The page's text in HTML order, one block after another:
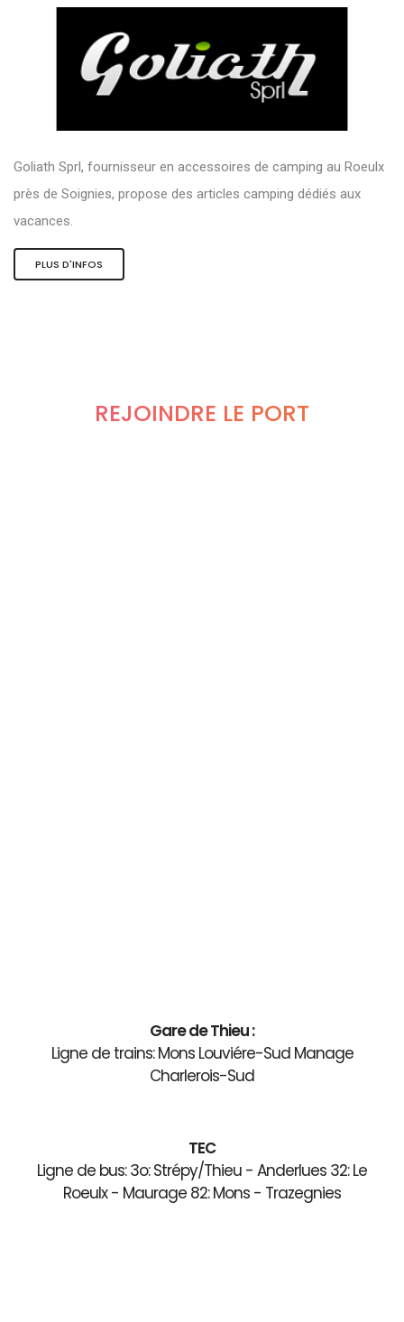
Goliath Sprl, fournisseur en accessoires de camping au Roeulx
près de Soignies, propose des articles camping dédiés aux
vacances.
PLUS D'INFOS
REJOINDRE LE PORT
Gare de Thieu :
Ligne de trains: Mons Louviére-Sud Manage
Charlerois-Sud
TEC
Ligne de bus: 3o: Strépy/Thieu - Anderlues 32: Le
Roeulx - Maurage 82: Mons - Trazegnies